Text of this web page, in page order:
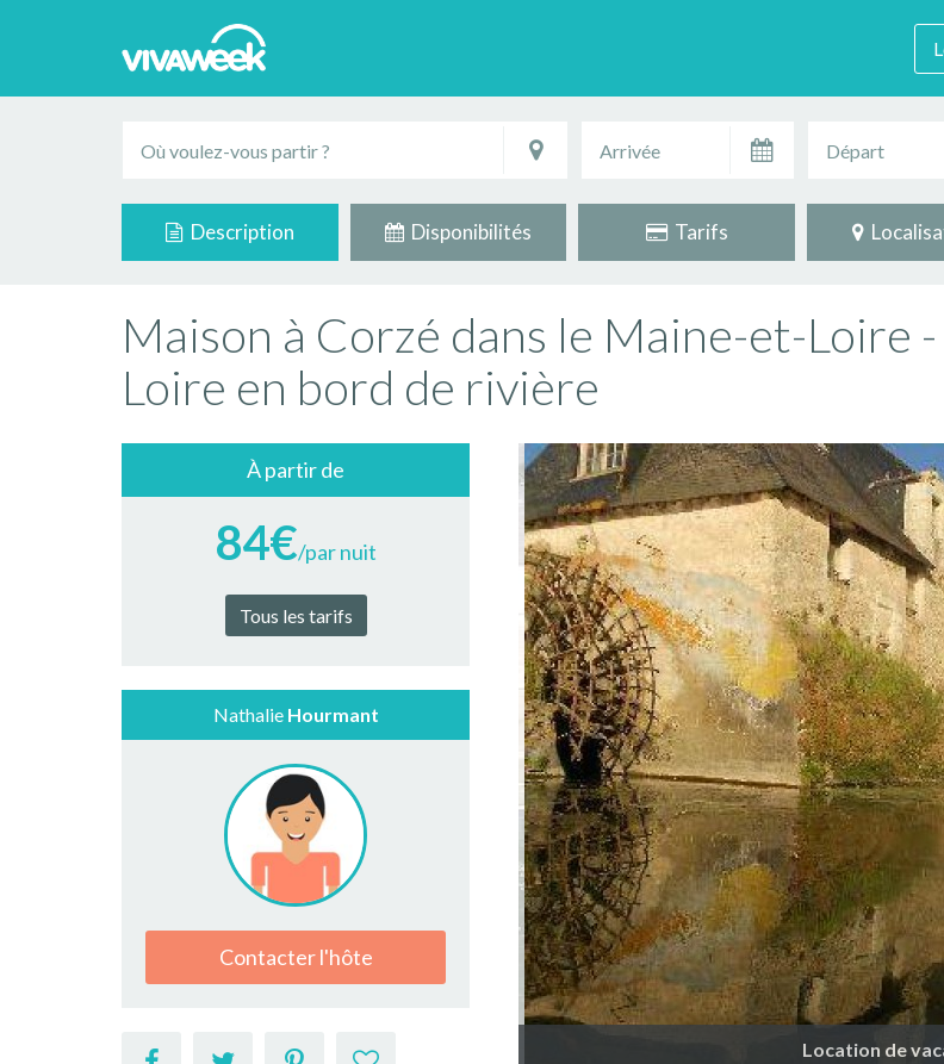
Description Disponibilités Tarifs
Maison à Corzé dans le Maine-et-Loire -
Loire en bord de rivière
À partir de
84€/par nuit
Tous les tarifs
Nathalie Hourmant
Contacter l'hôte
Location de